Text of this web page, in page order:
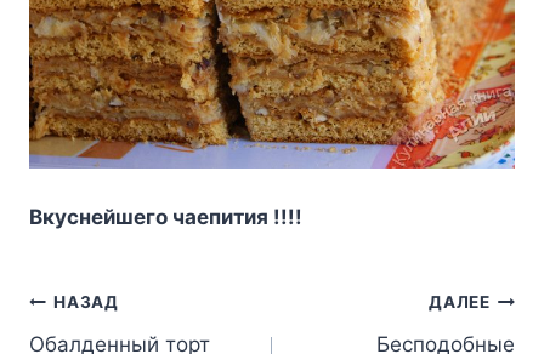
Bкycнeйшeгo чaeпития !!!!
Навигация
НАЗАД
Обалденный торт
ДАЛЕЕ
Бесподобные